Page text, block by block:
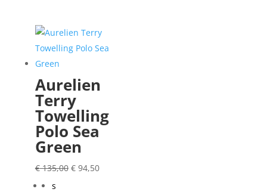
Aurelien
Terry
Towelling
Polo Sea
Green
€135,00 Oorspronkelijke
€94,50Huidige
s